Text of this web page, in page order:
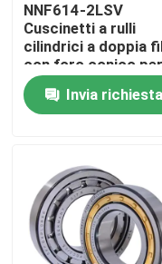
Notizie
Casi
Cuscinetto a rulli
cuscinetti a rulli
NNF614-2LSV
Cuscinetti a rulli
cilindrici a doppia
con foro conico per
macchine per la
lavorazioneInvia richiesta